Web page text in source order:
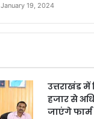
January 19, 2024
उत्तराखंड
हजार से
जाएंगे फार्म